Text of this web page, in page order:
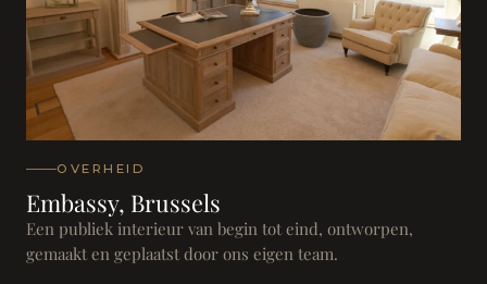
OVERHEID
Embassy, Brussels
Een publiek interieur van begin tot eind, ontworpen,
gemaakt en geplaatst door ons eigen team.